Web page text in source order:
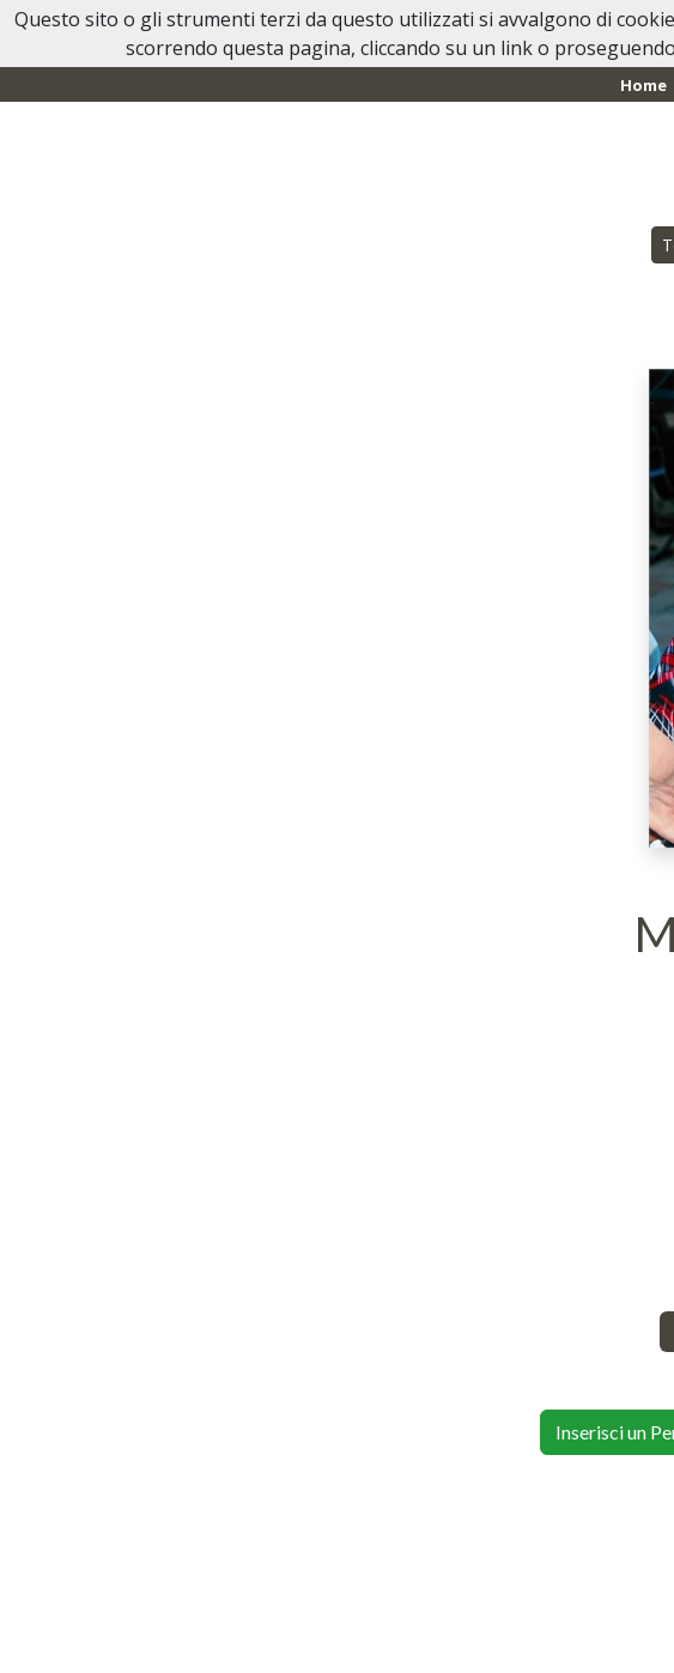
Necrologi Ivrea
Home
Inserisci un
Questo sito o gli strumenti terzi da questo utilizzati si avvalgono di
scorrendo questa pagina, cliccando su un link o